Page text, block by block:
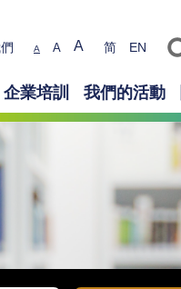
Text size
A A A 简 EN
企業培訓 我們的活動